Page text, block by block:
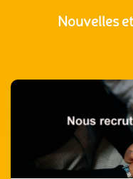
Nouvelles